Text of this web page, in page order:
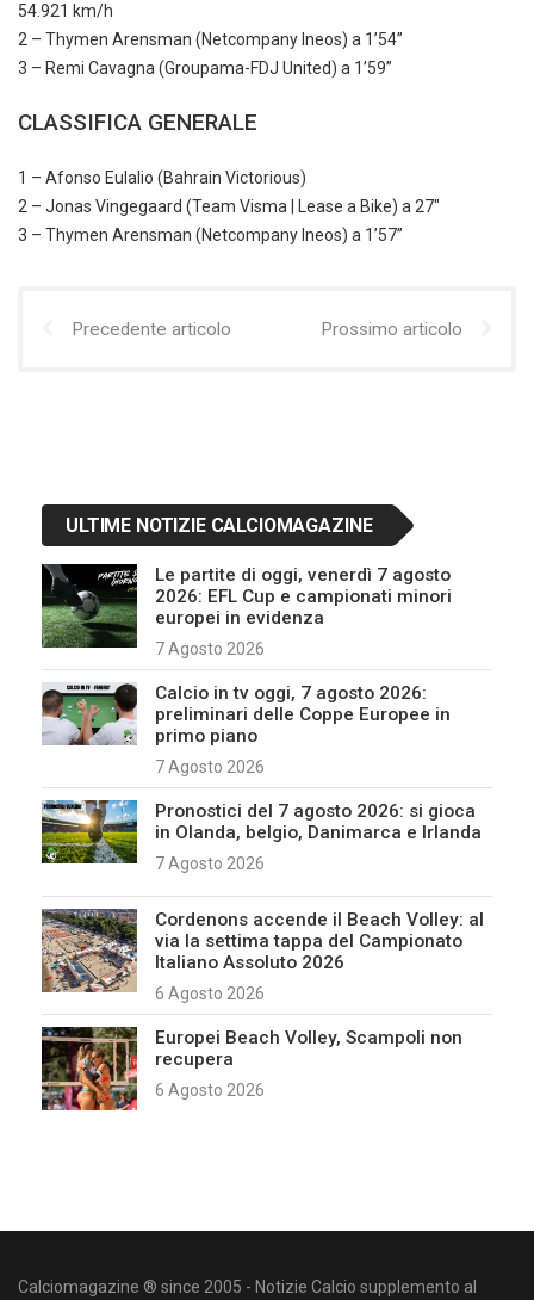
54.921 km/h
2 – Thymen Arensman (Netcompany Ineos) a 1’54”
3 – Remi Cavagna (Groupama-FDJ United) a 1’59”
CLASSIFICA GENERALE
1 – Afonso Eulalio (Bahrain Victorious)
2 – Jonas Vingegaard (Team Visma | Lease a Bike) a 27″
3 – Thymen Arensman (Netcompany Ineos) a 1’57”
Precedente articolo Prossimo articolo
ULTIME NOTIZIE CALCIOMAGAZINE
Le partite di oggi, venerdì 7 agosto
2026: EFL Cup e campionati minori
europei in evidenza
7 Agosto 2026
Calcio in tv oggi, 7 agosto 2026:
preliminari delle Coppe Europee in
primo piano
7 Agosto 2026
Pronostici del 7 agosto 2026: si gioca
in Olanda, belgio, Danimarca e Irlanda
7 Agosto 2026
Cordenons accende il Beach Volley: al
via la settima tappa del Campionato
Italiano Assoluto 2026
6 Agosto 2026
Europei Beach Volley, Scampoli non
recupera
6 Agosto 2026
Calciomagazine ® since 2005 - Notizie Calcio supplemento al